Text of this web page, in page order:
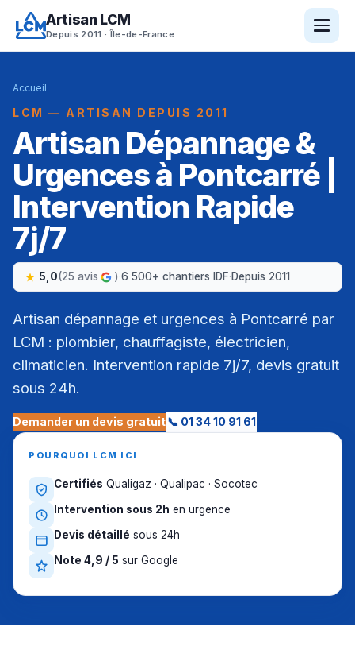
Artisan LCM
Depuis 2011 · Île-de-France
Accueil
LCM — ARTISAN DEPUIS 2011
Artisan Dépannage &
Urgences à Pontcarré |
Intervention Rapide
7j/7
5,0(25 avis )·6 500+ chantiers IDF·Depuis 2011
Artisan dépannage et urgences à Pontcarré par
LCM : plombier, chauffagiste, électricien,
climaticien. Intervention rapide 7j/7, devis gratuit
sous 24h.
Demander un devis gratuit📞 01 34 10 91 61
POURQUOI LCM ICI
Certifiés Qualigaz · Qualipac · Socotec
Intervention sous 2h en urgence
Devis détaillé sous 24h
Note 4,9 / 5 sur Google